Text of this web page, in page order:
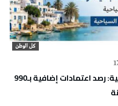
كل الوطن
برنامج دعم البلديات السياحية: رصد اعتمادات إضافية بـ990